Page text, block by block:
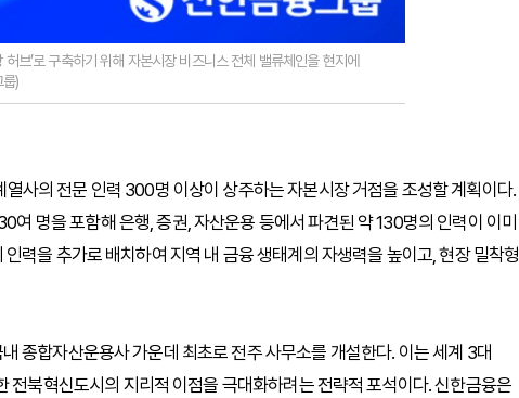
브’로 구축하기 위해 자본시장 비즈니스 전체 밸류체인을 현지에
)
사의 전문 인력 300명 이상이 상주하는 자본시장 거점을 조성할 계획이다.
명을 포함해 은행, 증권, 자산운용 등에서 파견된 약 130명의 인력이 이미
력을 추가로 배치하여 지역 내 금융 생태계의 자생력을 높이고, 현장 밀착형
종합자산운용사 가운데 최초로 전주 사무소를 개설한다. 이는 세계 3대
북혁신도시의 지리적 이점을 극대화하려는 전략적 포석이다. 신한금융은